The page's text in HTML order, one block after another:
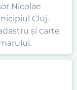
Nicolae
Cluj-
și carte